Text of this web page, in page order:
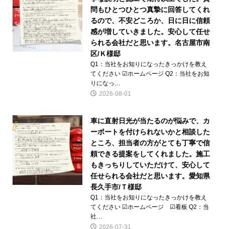
問もひとつひとつ真摯に回答してくれ
るので、不安どころか、日に日に信頼
感が増していきました。安心して任せ
られる会社だと思います。名古屋市南
区/Ｋ様邸
Q1：当社をお知りになったきっかけを教え
てください ☑ホームページ Q2：当社をお知
りになっ…
2026-08-01
車に直射日光が当たるのが悩みで、カ
ーポートを付けられないかと相談した
ところ、担当者の方がとても丁寧で信
頼できる提案をしてくれました。施工
もきっちりしていただけて、安心して
任せられる会社だと思います。愛知県
長久手市/Ｔ様邸
Q1：当社をお知りになったきっかけを教え
てください ☑ホームページ ☑看板 Q2：当
社…
2026-07-31